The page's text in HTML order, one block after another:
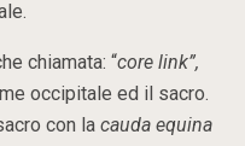
chiamata: “core link”,
occipitale ed il sacro.
con la cauda equina